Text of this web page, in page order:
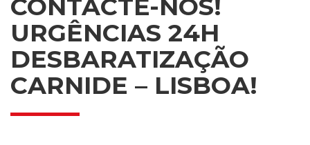
CONTACTE-NOS!
URGÊNCIAS 24H
DESBARATIZAÇÃO
CARNIDE – LISBOA!